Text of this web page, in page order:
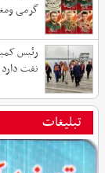
گرمی
رئیس
نفت دارد
تبلیغات